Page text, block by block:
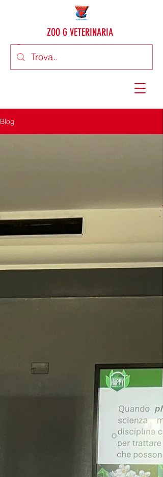
ZOO G VETERINARIA
Blog